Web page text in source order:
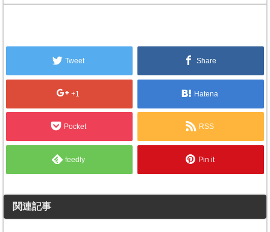
Tweet Share
+1 Hatena
Pocket RSS
feedly Pin it
関連記事